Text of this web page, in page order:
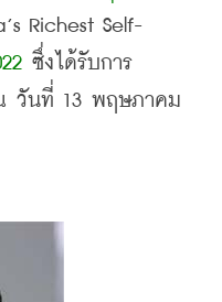
Richest Self-
ซึ่งได้รับการ
วันที่ 13 พฤษภาคม